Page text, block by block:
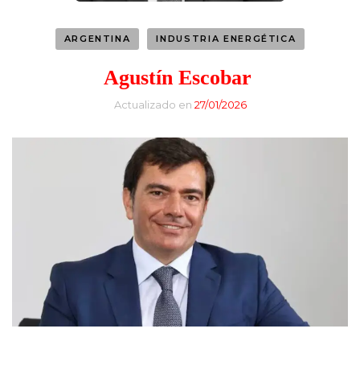
ARGENTINA INDUSTRIA ENERGÉTICA
Agustín Escobar
Actualizado en 27/01/2026